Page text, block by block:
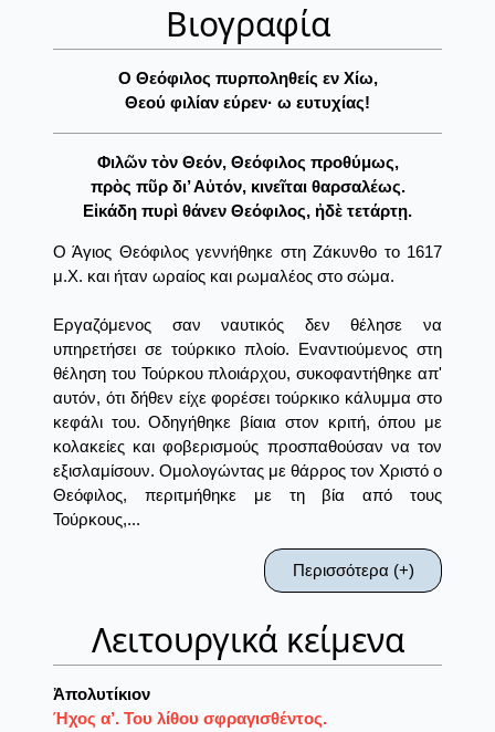
Βιογραφία
O Θεόφιλος πυρποληθείς εν Xίω,
Θεού φιλίαν εύρεν· ω ευτυχίας!
Φιλῶν τὸν Θεόν, Θεόφιλος προθύμως,
πρὸς πῦρ δι’ Αὐτόν, κινεῖται θαρσαλέως.
Εἰκάδη πυρὶ θάνεν Θεόφιλος, ἠδὲ τετάρτῃ.
Ο Άγιος Θεόφιλος γεννήθηκε στη Ζάκυνθο το 1617
μ.Χ. και ήταν ωραίος και ρωμαλέος στο σώμα.
Εργαζόμενος σαν ναυτικός δεν θέλησε να
υπηρετήσει σε τούρκικο πλοίο. Εναντιούμενος στη
θέληση του Τούρκου πλοιάρχου, συκοφαντήθηκε απ'
αυτόν, ότι δήθεν είχε φορέσει τούρκικο κάλυμμα στο
κεφάλι του. Οδηγήθηκε βίαια στον κριτή, όπου με
κολακείες και φοβερισμούς προσπαθούσαν να τον
εξισλαμίσουν. Ομολογώντας με θάρρος τον Χριστό ο
Θεόφιλος, περιτμήθηκε με τη βία από τους
Τούρκους,...
Περισσότερα (+)
Λειτουργικά κείμενα
Ἀπολυτίκιον
Ήχος α’. Του λίθου σφραγισθέντος.